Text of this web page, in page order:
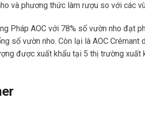
và phương thức làm rượu so với các
Pháp AOC với 78% số vườn nho đạt
số vườn nho. Còn lại là AOC Crémant
được xuất khẩu tại 5 thị trường xuất